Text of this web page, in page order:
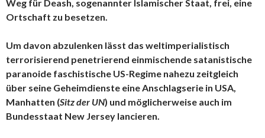
Weg für Deash, sogenannter Islamischer Staat, frei, eine
Ortschaft zu besetzen.
Um davon abzulenken lässt das weltimperialistisch
terrorisierend penetrierend einmischende satanistische
paranoide faschistische US-Regime nahezu zeitgleich
über seine Geheimdienste eine Anschlagserie in USA,
Manhatten (Sitz der UN) und möglicherweise auch im
Bundesstaat New Jersey lancieren.